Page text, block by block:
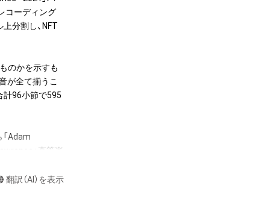
コーディング
分割し、NFT
のかを示すも
が全て揃うこ
計96小節で595
Adam
」直筆楽
たNFT初回購
」フルバー
翻訳（AI）を表示